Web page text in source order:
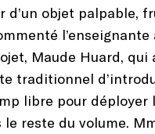
d’un objet palpable,
l’enseignante
Maude Huard, qui
traditionnel
libre pour déployer
reste du volume.